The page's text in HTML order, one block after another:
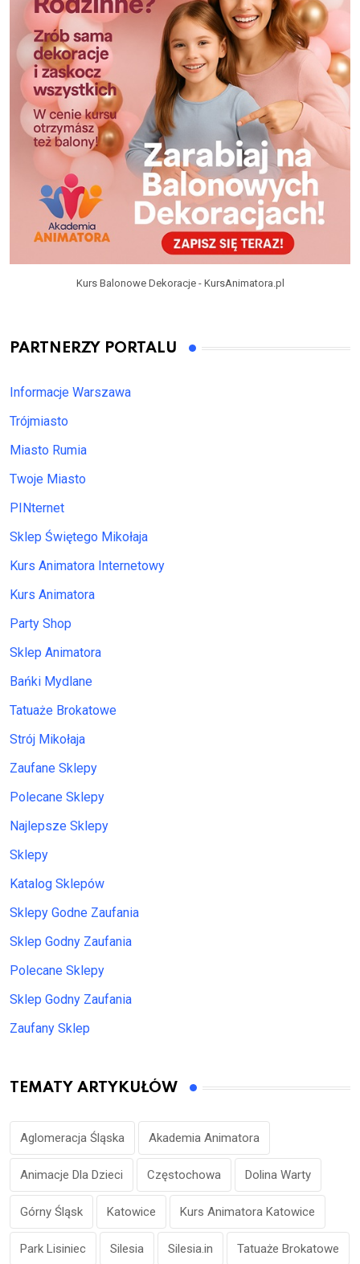
Kurs Balonowe Dekoracje - KursAnimatora.pl
PARTNERZY PORTALU
Informacje Warszawa
Trójmiasto
Miasto Rumia
Twoje Miasto
PINternet
Sklep Świętego Mikołaja
Kurs Animatora Internetowy
Kurs Animatora
Party Shop
Sklep Animatora
Bańki Mydlane
Tatuaże Brokatowe
Strój Mikołaja
Zaufane Sklepy
Polecane Sklepy
Najlepsze Sklepy
Sklepy
Katalog Sklepów
Sklepy Godne Zaufania
Sklep Godny Zaufania
Polecane Sklepy
Sklep Godny Zaufania
Zaufany Sklep
TEMATY ARTYKUŁÓW
Aglomeracja Śląska Akademia Animatora
Animacje Dla Dzieci Częstochowa Dolina Warty
Górny Śląsk Katowice Kurs Animatora Katowice
Park Lisiniec Silesia Silesia.in Tatuaże Brokatowe